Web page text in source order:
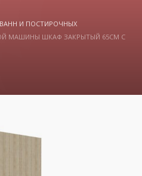
И ПОСТИРОЧНЫХ
МАШИНЫ ШКАФ ЗАКРЫТЫЙ 65СМ С